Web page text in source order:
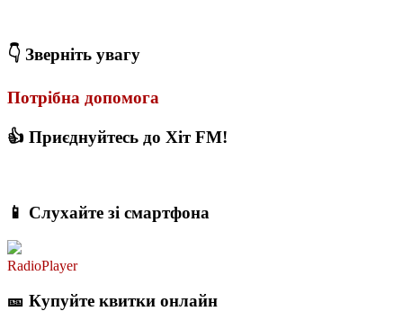
👇 Зверніть увагу
Потрібна допомога
👍 Приєднуйтесь до Хіт FM!
📱 Слухайте зі смартфона
RadioPlayer
🎫 Купуйте квитки онлайн